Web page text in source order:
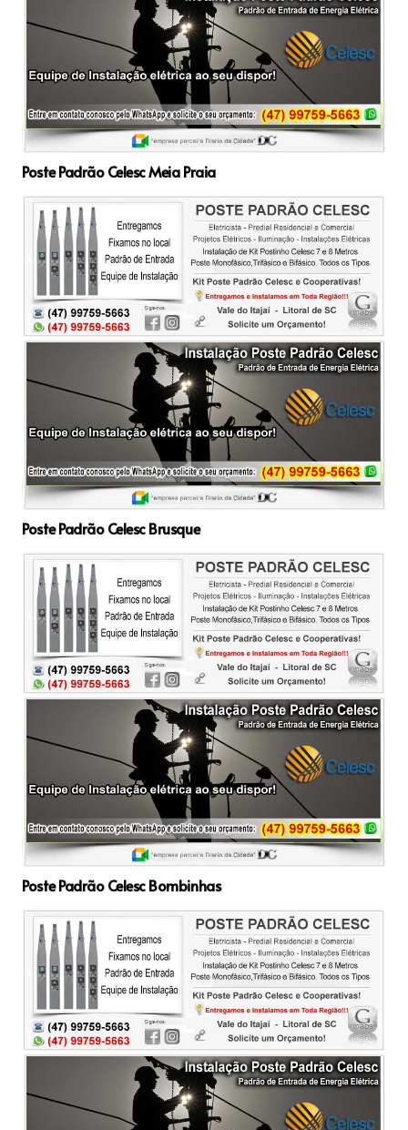
Poste Padrão Celesc Meia Praia
Poste Padrão Celesc Brusque
Poste Padrão Celesc Bombinhas